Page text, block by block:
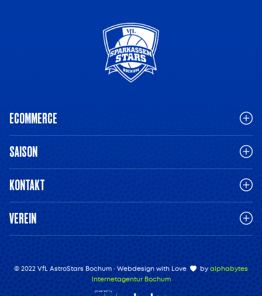
ECOMMERCE
SAISON
KONTAKT
VEREIN
© 2022 VfL AstroStars Bochum · Webdesign with Love by alphabytes
Internetagentur Bochum